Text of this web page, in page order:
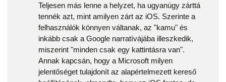
Teljesen más lenne a helyzet, ha ugyanúgy zárttá
tennék azt, mint amilyen zárt az iOS. Szerinte a
felhasználók könnyen váltanak, az "kamu" és
inkább csak a Google narratívájába illeszkedik,
miszerint "minden csak egy kattintásra van".
Annak kapcsán, hogy a Microsoft milyen
jelentőséget tulajdonít az alapértelmezett kereső